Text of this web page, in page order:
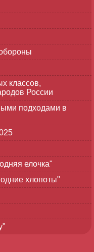
классов,
России
подходами в
елочка"
хлопоты"